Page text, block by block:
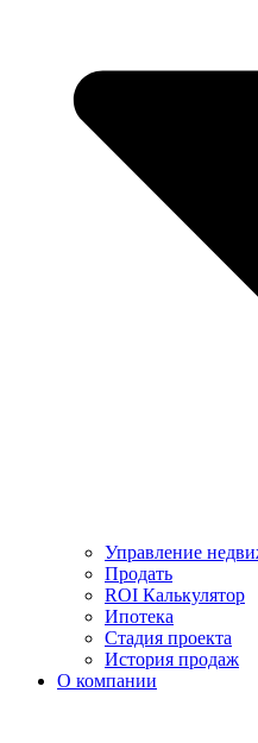
Управление
Продать
ROI Калькулятор
Ипотека
Стадия проекта
История продаж
О компании